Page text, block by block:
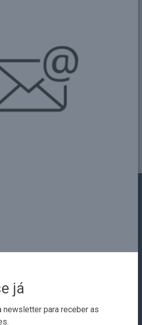
Donate Now
já
newsletter para receber as